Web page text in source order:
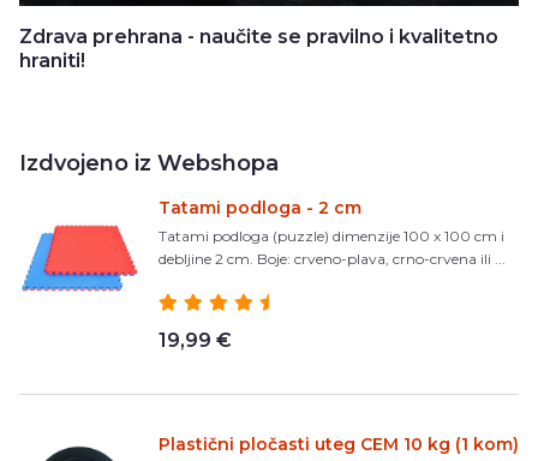
Zdrava prehrana - naučite se pravilno i kvalitetno
hraniti!
Izdvojeno iz Webshopa
Tatami podloga - 2 cm
Tatami podloga (puzzle) dimenzije 100 x 100 cm i
debljine 2 cm. Boje: crveno-plava, crno-crvena ili ...
19,99 €
Plastični pločasti uteg CEM 10 kg (1 kom)